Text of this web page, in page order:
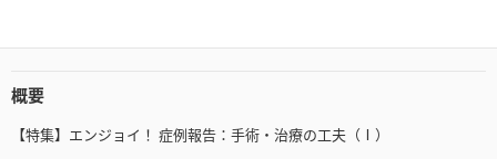
概要
【特集】エンジョイ！ 症例報告：手術・治療の工夫（Ⅰ）